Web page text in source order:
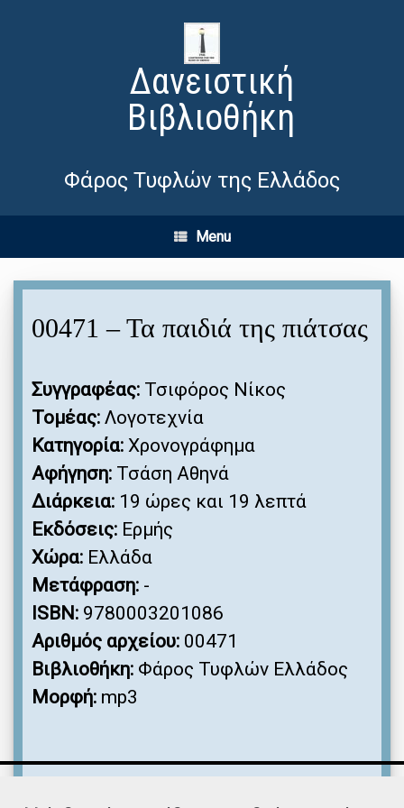
Δανειστική
Βιβλιοθήκη
Φάρος Τυφλών της Ελλάδος
Menu
00471 – Τα παιδιά της πιάτσας
Συγγραφέας: Τσιφόρος Νίκος
Τομέας: Λογοτεχνία
Κατηγορία: Χρονογράφημα
Αφήγηση: Τσάση Αθηνά
Διάρκεια: 19 ώρες και 19 λεπτά
Εκδόσεις: Ερμής
Χώρα: Ελλάδα
Μετάφραση: -
ISBN: 9780003201086
Αριθμός αρχείου: 00471
Βιβλιοθήκη: Φάρος Τυφλών Ελλάδος
Μορφή: mp3